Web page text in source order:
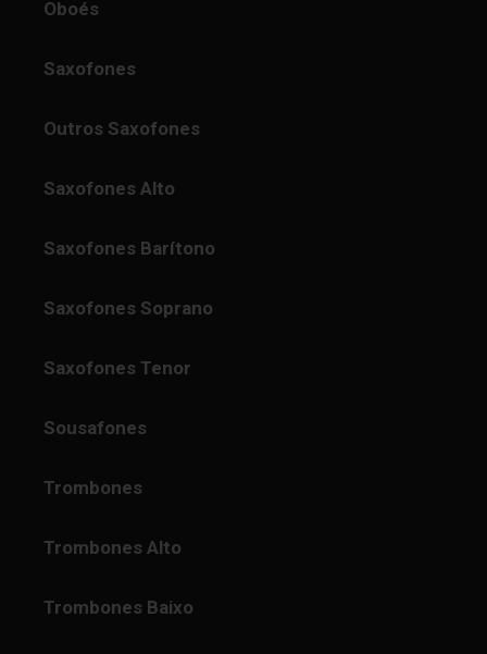
Oboés
Saxofones
Outros Saxofones
Saxofones Alto
Saxofones Barítono
Saxofones Soprano
Saxofones Tenor
Sousafones
Trombones
Trombones Alto
Trombones Baixo